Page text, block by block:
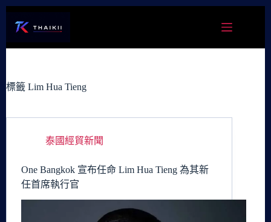
容
標籤 Lim Hua Tieng
泰國經貿新聞
One Bangkok 宣布任命 Lim Hua Tieng 為其新
任首席執行官